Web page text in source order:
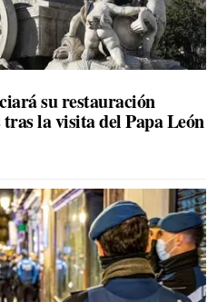
su restauración
la visita del Papa León